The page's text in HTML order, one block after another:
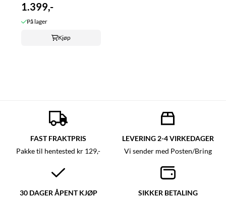
1.399,-
På lager
Kjøp
FAST FRAKTPRIS
Pakke til hentested kr 129,-
LEVERING 2-4 VIRKEDAGER
Vi sender med Posten/Bring
30 DAGER ÅPENT KJØP SIKKER BETALING